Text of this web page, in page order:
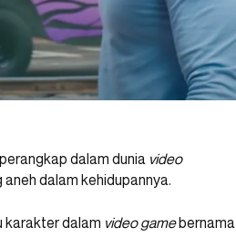
dalam dunia video
dalam kehidupannya.
karakter dalam video gamebernama